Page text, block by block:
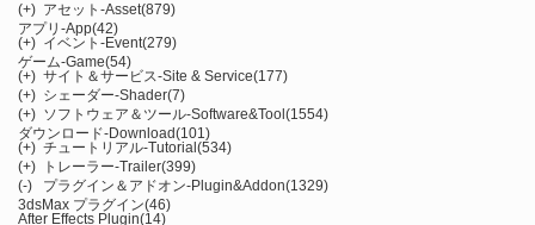
(+) アセット-Asset(879)
アプリ-App(42)
(+) イベント-Event(279)
ゲーム-Game(54)
(+) サイト＆サービス-Site & Service(177)
(+) シェーダー-Shader(7)
(+) ソフトウェア＆ツール-Software&Tool (1554)
ダウンロード-Download(101)
(+) チュートリアル-Tutorial (534)
(+)
トレーラー-Trailer(399)
(-)
プラグイン＆アドオン-Plugin&Addon(1329)
3dsMax プラグイン(46)
After Effects Plugin(14)